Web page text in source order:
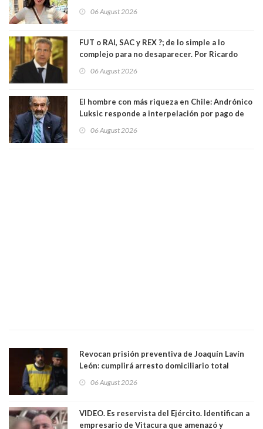
06 August 2026
FUT o RAI, SAC y REX ?; de lo simple a lo
complejo para no desaparecer. Por Ricardo
06 August 2026
El hombre con más riqueza en Chile: Andrónico
Luksic responde a interpelación por pago de
día que me muera”
06 August 2026
Revocan prisión preventiva de Joaquín Lavín
León: cumplirá arresto domiciliario total
06 August 2026
VIDEO. Es reservista del Ejército. Identifican a
empresario de Vitacura que amenazó y